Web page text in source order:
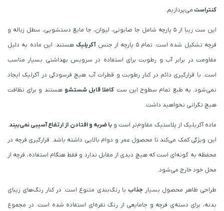
کنتراستمی‌پردازیم.
این ست زیبا از 5 پارچه شامل جا صابونی، لیوان، جا مایع دستشویی، سطل زباله و
فرچه تشکیل شده است. تمام 5 پارچه از جنس
آکریلیکهستند. این ماده به دلیل
مقاومت در برابر آب و رطوبت برای استفاده در سرویس بهداشتی بسیار مناسب
است. با قرارگیری دائم در کنار رطوبت و قطرات آب هیچ فرسودگی در آکرلیک ایجاد
نمی‌شود. به طبع تمام سطوح این ست کاملا قابل شستشو هستند و برای نظافت
هیچ نگرانی نخواهید داشت.
ماده آکریلیک از پلاستیک مقاوم‌تر است و با ضربه و افتادن از ارتفاع آسیبی نمی‌بیند.
این ویژگی کمک می‌کند تا محصول عمر و دوام بالایی داشته باشد. قرارگیری فرچه در
محفظه به گونه‌ای است که هیچ دیدی از مقابل ندارد و فقط هنگام استفاده، فرچه از
محل خود خارج می‌شود.
طراحی ظاهر محصول بسیار جذاب با رنگ‌بندی متنوع است. در کنار رنگ‌های زیبای
بدنه، برای دسته‌ی فرچه و جامایعی از رنگ نقره‌ای استفاده شده است. در مجموع